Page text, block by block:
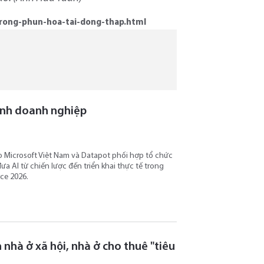
phun-hoa-tai-dong-thap.html
doanh nghiệp
Microsoft Việt Nam và Datapot phối hợp tổ chức
AI từ chiến lược đến triển khai thực tế trong
2026.
ở xã hội, nhà ở cho thuê "tiêu